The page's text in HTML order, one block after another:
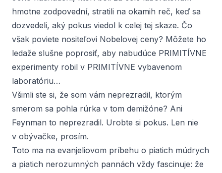
hmotne zodpovední, stratili na okamih reč, keď sa
dozvedeli, aký pokus viedol k celej tej skaze. Čo
však poviete nositeľovi Nobelovej ceny? Môžete ho
ledaže slušne poprosiť, aby nabudúce PRIMITÍVNE
experimenty robil v PRIMITÍVNE vybavenom
laboratóriu…
Všimli ste si, že som vám neprezradil, ktorým
smerom sa pohla rúrka v tom demižóne? Ani
Feynman to neprezradil. Urobte si pokus. Len nie
v obývačke, prosím.
Toto ma na evanjeliovom príbehu o piatich múdrych
a piatich nerozumných pannách vždy fascinuje: že